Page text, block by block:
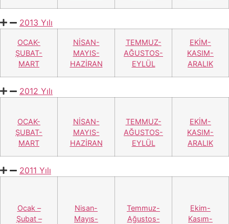
2013 Yılı
OCAK-
ŞUBAT-
MART
NİSAN-
MAYIS-
HAZİRAN
TEMMUZ-
AĞUSTOS-
EYLÜL
EKİM-
KASIM-
ARALIK
2012 Yılı
OCAK-
ŞUBAT-
MART
NİSAN-
MAYIS-
HAZİRAN
TEMMUZ-
AĞUSTOS-
EYLÜL
EKİM-
KASIM-
ARALIK
2011 Yılı
Ocak –
Şubat –
Nisan-
Mayıs-
Temmuz-
Ağustos-
Ekim-
Kasım-